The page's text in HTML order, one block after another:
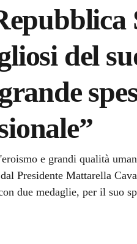
del
e grandi qualità
Presidente Mattarella
due medaglie, per il suo